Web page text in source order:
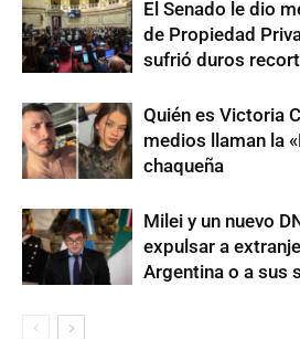
El Senado le dio
de Propiedad
sufrió duros
Quién es Victoria
medios llaman la
chaqueña
Milei y un nuevo
expulsar a
Argentina o a sus